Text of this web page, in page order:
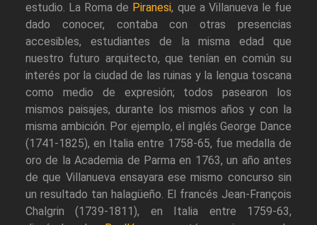
estudio. La Roma de Piranesi, que a Villanueva le fue
dado conocer, contaba con otras presencias
accesibles, estudiantes de la misma edad que
nuestro futuro arquitecto, que tenían en común su
interés por la ciudad de las ruinas y la lengua toscana
como medio de expresión; todos pasearon los
mismos paisajes, durante los mismos años y con la
misma ambición. Por ejemplo, el inglés George Dance
(1741-1825), en Italia entre 1758-65, fue medalla de
oro de la Academia de Parma en 1763, un año antes
de que Villanueva ensayara ese mismo concurso sin
un resultado tan halagüeño. El francés Jean-François
Chalgrin (1739-1811), en Italia entre 1759-63,